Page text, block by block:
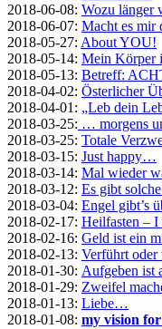
2018-06-08: Wozu länger
2018-06-07: Macht es mir
2018-05-27: About YOU!
2018-05-14: Mein Körper
2018-05-13: Betreff:
2018-04-02: Österlicher
2018-04-01: „Leb dein
2018-03-25: … morgens
2018-03-25: Totale
2018-03-15: Just happy…
2018-03-14: Mal wieder
2018-03-12: Es gibt
2018-03-04: Engel gibt’s
2018-02-17: Heilfasten –
2018-02-16: Geld ist ein
2018-02-13: Verführt oder
2018-01-30: Aufgeben ist
2018-01-29: Zweifel
2018-01-13: Liebe…
2018-01-08: my vision